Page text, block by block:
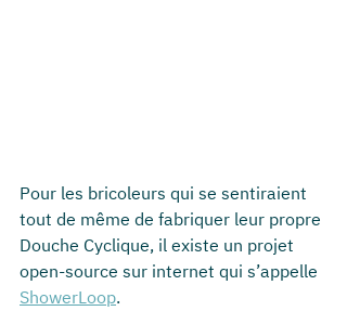
Pour les bricoleurs qui se sentiraient
tout de même de fabriquer leur propre
Douche Cyclique, il existe un projet
open-source sur internet qui s’appelle
ShowerLoop.